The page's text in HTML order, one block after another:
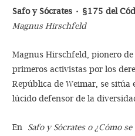
Safo y Sócrates • §175 del
Magnus Hirschfeld
Magnus Hirschfeld, pionero
primeros activistas por los
República de Weimar, se sitúa
lúcido defensor de la
En Safo y Sócrates o ¿Cómo